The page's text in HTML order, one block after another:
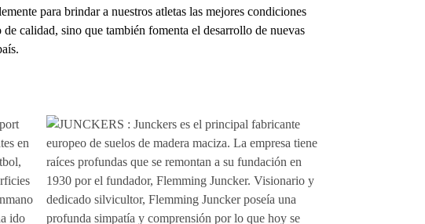
para brindar a nuestros atletas las mejores condiciones
calidad, sino que también fomenta el desarrollo de nuevas